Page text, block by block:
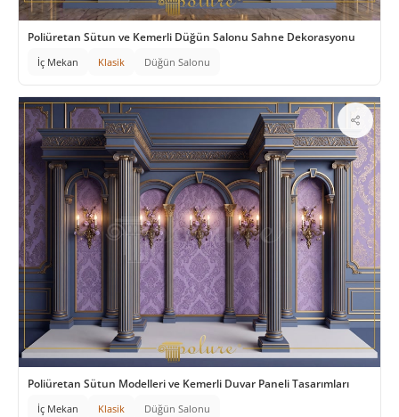
Poliüretan Sütun ve Kemerli Düğün Salonu Sahne Dekorasyonu
İç Mekan Klasik Düğün Salonu
Poliüretan Sütun Modelleri ve Kemerli Duvar Paneli Tasarımları
İç Mekan Klasik Düğün Salonu